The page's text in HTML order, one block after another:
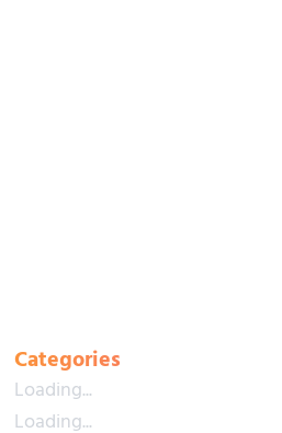
Categories
Loading...
Loading...